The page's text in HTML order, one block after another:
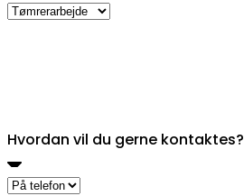
Hvordan vil du gerne kontaktes?